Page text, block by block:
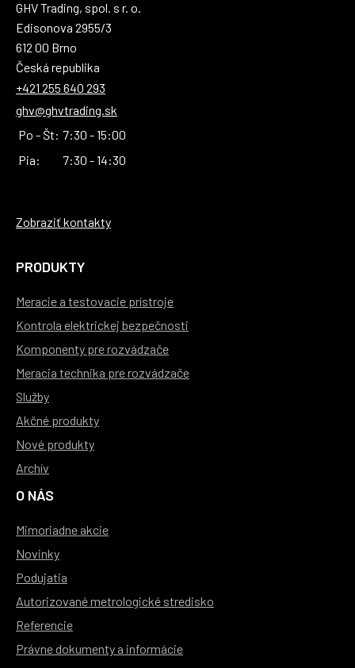
GHV Trading, spol. s r. o.
Edisonova 2955/3
612 00 Brno
Česká republika
+421 255 640 293
ghv@ghvtrading.sk
Po - Št: 7:30 - 15:00
Pia:
7:30 - 14:30
Zobraziť kontakty
PRODUKTY
Meracie a testovacie prístroje
Kontrola elektrickej bezpečnosti
Komponenty pre rozvádzače
Meracia technika pre rozvádzače
Služby
Akčné produkty
Nové produkty
Archív
O NÁS
Mimoriadne akcie
Novinky
Podujatia
Autorizované metrologické stredisko
Referencie
Právne dokumenty a informácie